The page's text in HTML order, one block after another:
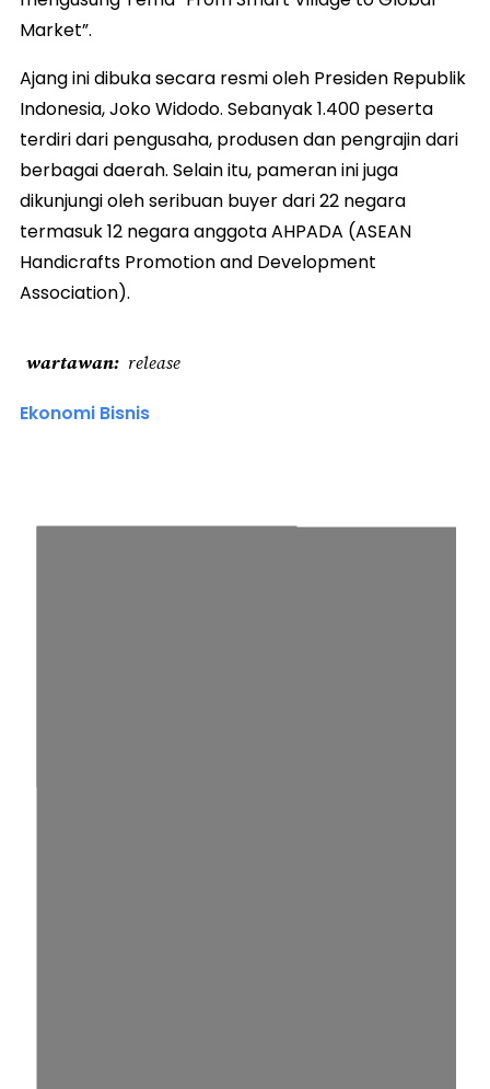
Market”.
Ajang ini dibuka secara resmi oleh Presiden Republik
Indonesia, Joko Widodo. Sebanyak 1.400 peserta
terdiri dari pengusaha, produsen dan pengrajin dari
berbagai daerah. Selain itu, pameran ini juga
dikunjungi oleh seribuan buyer dari 22 negara
termasuk 12 negara anggota AHPADA (ASEAN
Handicrafts Promotion and Development
Association).
wartawan release
Ekonomi Bisnis